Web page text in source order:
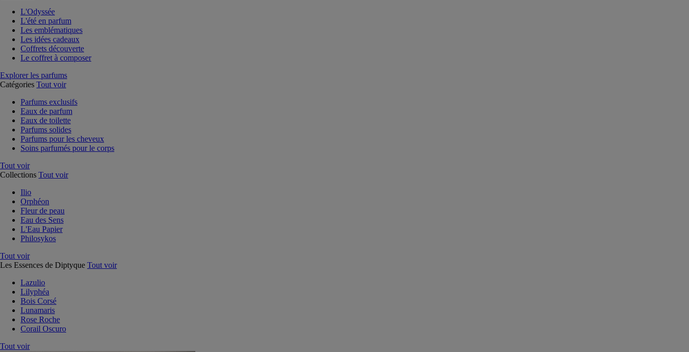
L'Odyssée
L'été en parfum
Les emblématiques
Les idées cadeaux
Coffrets découverte
Le coffret à composer
Explorer les parfums
Catégories Tout voir
Parfums exclusifs
Eaux de parfum
Eaux de toilette
Parfums solides
Parfums pour les cheveux
Soins parfumés pour le corps
Tout voir
Collections Tout voir
Ilio
Orphéon
Fleur de peau
Eau des Sens
L'Eau Papier
Philosykos
Tout voir
Les Essences de Diptyque Tout voir
Lazulio
Lilyphéa
Bois Corsé
Lunamaris
Rose Roche
Corail Oscuro
Tout voir